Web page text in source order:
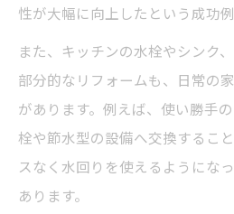
性が大幅に向上したという成功例
また、キッチンの水栓やシンク
部分的なリフォームも、日常の
があります。例えば、使い勝手
栓や節水型の設備へ交換するこ
スなく水回りを使えるようにな
あります。